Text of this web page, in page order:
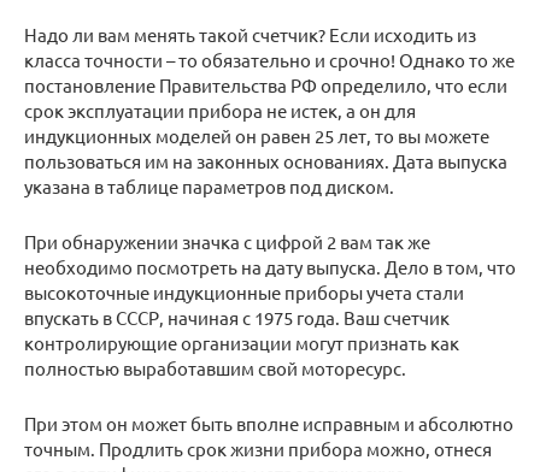
Надо ли вам менять такой счетчик? Если исходить из
класса точности – то обязательно и срочно! Однако то же
постановление Правительства РФ определило, что если
срок эксплуатации прибора не истек, а он для
индукционных моделей он равен 25 лет, то вы можете
пользоваться им на законных основаниях. Дата выпуска
указана в таблице параметров под диском.
При обнаружении значка с цифрой 2 вам так же
необходимо посмотреть на дату выпуска. Дело в том, что
высокоточные индукционные приборы учета стали
впускать в СССР, начиная с 1975 года. Ваш счетчик
контролирующие организации могут признать как
полностью выработавшим свой моторесурс.
При этом он может быть вполне исправным и абсолютно
точным. Продлить срок жизни прибора можно, отнеся